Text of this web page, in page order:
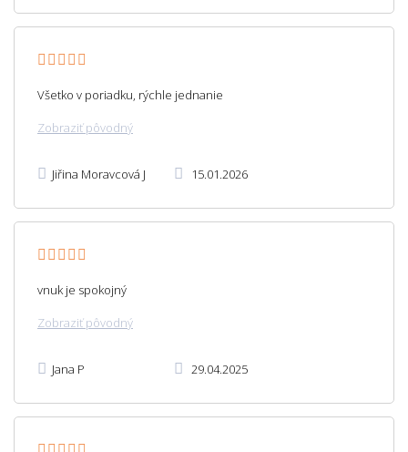
Všetko v poriadku, rýchle jednanie
Zobraziť pôvodný
Jiřina Moravcová J 15.01.2026
vnuk je spokojný
Zobraziť pôvodný
Jana P 29.04.2025